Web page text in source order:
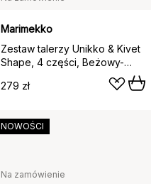
Marimekko
Zestaw talerzy Unikko & Kivet
Shape, 4 części, Beżowy-
jasnobrązowy
279 zł
Na zamówienie
NOWOŚCI